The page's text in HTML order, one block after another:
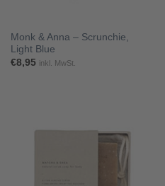
Monk & Anna – Scrunchie,
Light Blue
€8,95 inkl. MwSt.